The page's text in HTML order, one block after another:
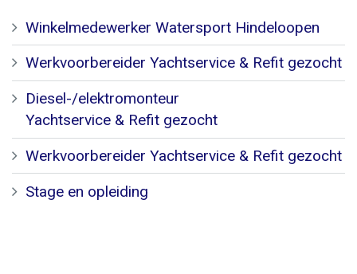
Winkelmedewerker Watersport Hindeloopen
Werkvoorbereider Yachtservice & Refit gezocht
Diesel-/elektromonteur
Yachtservice & Refit gezocht
Werkvoorbereider Yachtservice & Refit gezocht
Stage en opleiding